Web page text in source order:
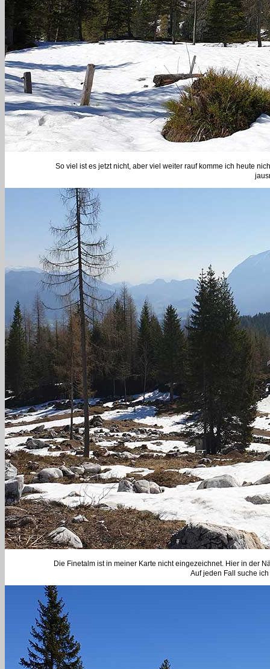
So viel ist es jetzt nicht, aber viel weiter rauf komme ich heute
Die Finetalm ist in meiner Karte nicht eingezeichnet. Hier in der
Auf jeden Fall suche